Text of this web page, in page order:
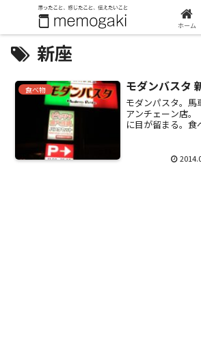
新座
食べ物 モダンバスタ
モダンパスタ。馬
アンチェーン店。
に目が留まる。食
ザートつけると
ホーム